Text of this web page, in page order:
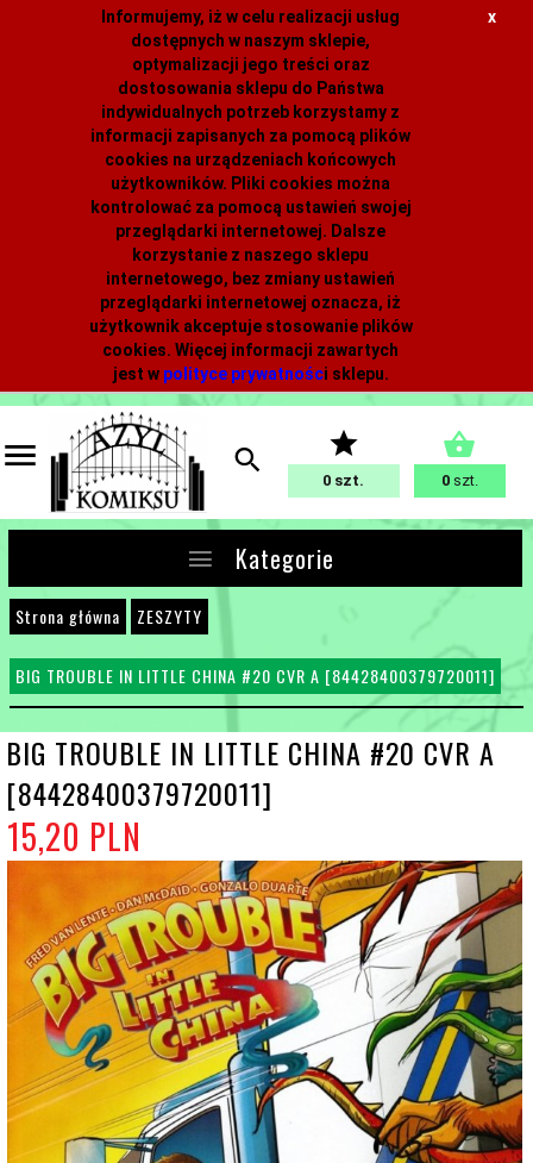
Informujemy, iż w celu realizacji usług
dostępnych w naszym sklepie,
optymalizacji jego treści oraz
dostosowania sklepu do Państwa
indywidualnych potrzeb korzystamy z
informacji zapisanych za pomocą plików
cookies na urządzeniach końcowych
użytkowników. Pliki cookies można
kontrolować za pomocą ustawień swojej
przeglądarki internetowej. Dalsze
korzystanie z naszego sklepu
internetowego, bez zmiany ustawień
przeglądarki internetowej oznacza, iż
użytkownik akceptuje stosowanie plików
cookies. Więcej informacji zawartych
jest w polityce prywatności sklepu.
x
0 0 szt.
Kategorie
Strona główna ZESZYTY
BIG TROUBLE IN LITTLE CHINA #20 CVR A [84428400379720011]
BIG TROUBLE IN LITTLE CHINA #20 CVR A
[84428400379720011]
15,20 PLN